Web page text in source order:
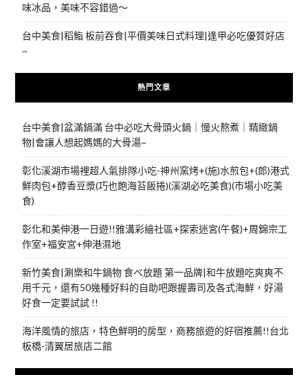
味冰品，美味不容錯過～
台中美食|稻鮨 板前吞食|平價美味日式料理|逢甲必吃優質好店
~
熱門文章
台中美食|盆滿鍋滿 台中必吃大骨頭火鍋｜慢火熬煮｜精緻鍋
物|會讓人想起媽媽的大骨湯~
彰化溪湖市場裡超人氣排隊小吃-神州窯烤+(施)水煎包+(郎)港式
鮮肉包+醇香豆漿(巧也飽海苔飯捲)(溪湖必吃美食)(市場小吃美
食)
彰化和美伸港一日遊!!雅溝彩繪社區+探索迷宮(午餐)+周錦宗工
作室+福安宮+伸港濕地
新竹美食|涮樂和牛鍋物 食べ放題 第一品牌|和牛放題吃爽爽不
用千元，還有50幾種好料的自助吧跟握壽司及各式海鮮，好湯
好食一定要試試 !!
海洋風情的旅店，特色鮮明的房型，商務旅遊的好宿推薦!!台北
板橋-清翼居旅店二館